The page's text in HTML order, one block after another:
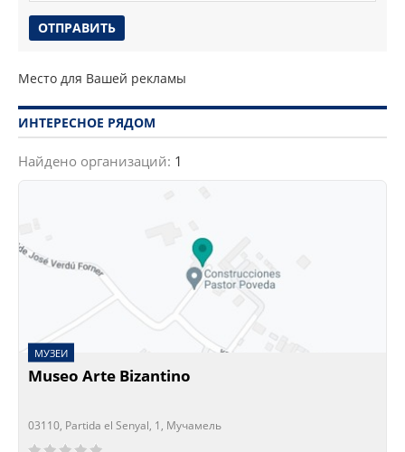
Место для Вашей рекламы
ИНТЕРЕСНОЕ РЯДОМ
Найдено организаций: 1
МУЗЕИ
Museo Arte Bizantino
03110, Partida el Senyal, 1, Мучамель
Сейчас открыто!
Сейчас закрыто!